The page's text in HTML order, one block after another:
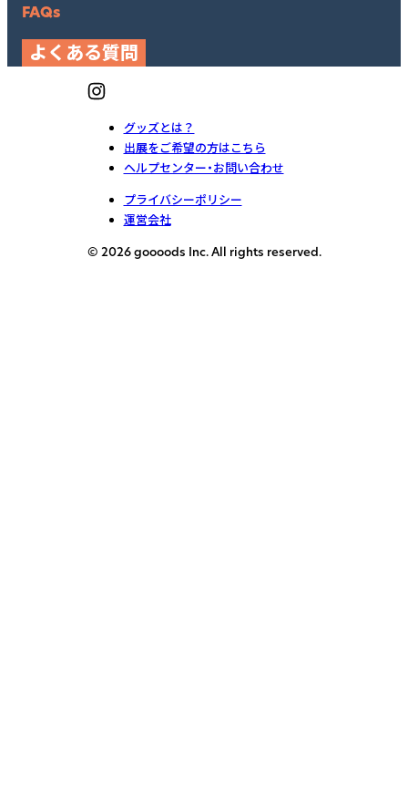
FAQs
よくある質問
グッズとは？
出展をご希望の方はこちら
ヘルプセンター・お問い合わせ
プライバシーポリシー
運営会社
© 2026 goooods Inc. All rights reserved.